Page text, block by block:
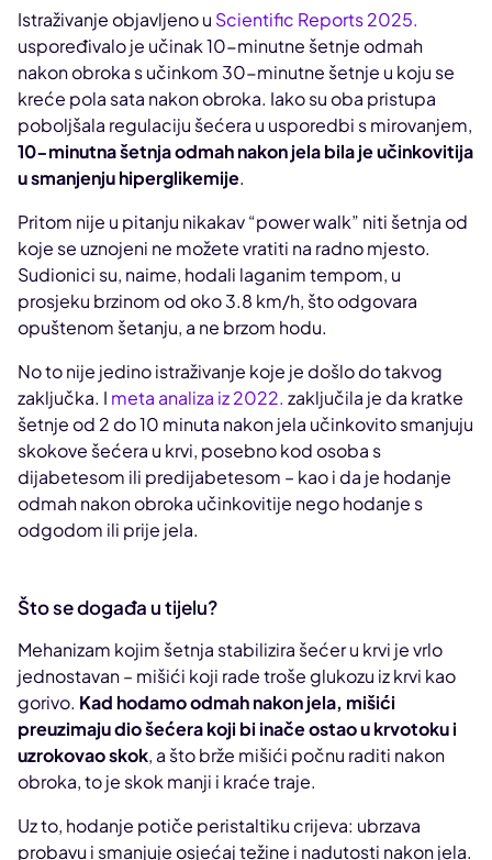
Istraživanje objavljeno u Scientific Reports 2025.
uspoređivalo je učinak 10-minutne šetnje odmah
nakon obroka s učinkom 30-minutne šetnje u koju se
kreće pola sata nakon obroka. Iako su oba pristupa
poboljšala regulaciju šećera u usporedbi s mirovanjem,
10-minutna šetnja odmah nakon jela bila je učinkovitija
u smanjenju hiperglikemije.
Pritom nije u pitanju nikakav “power walk” niti šetnja od
koje se uznojeni ne možete vratiti na radno mjesto.
Sudionici su, naime, hodali laganim tempom, u
prosjeku brzinom od oko 3.8 km/h, što odgovara
opuštenom šetanju, a ne brzom hodu.
No to nije jedino istraživanje koje je došlo do takvog
zaključka. I meta analiza iz 2022. zaključila je da kratke
šetnje od 2 do 10 minuta nakon jela učinkovito smanjuju
skokove šećera u krvi, posebno kod osoba s
dijabetesom ili predijabetesom – kao i da je hodanje
odmah nakon obroka učinkovitije nego hodanje s
odgodom ili prije jela.
Što se događa u tijelu?
Mehanizam kojim šetnja stabilizira šećer u krvi je vrlo
jednostavan – mišići koji rade troše glukozu iz krvi kao
gorivo. Kad hodamo odmah nakon jela, mišići
preuzimaju dio šećera koji bi inače ostao u krvotoku i
uzrokovao skok, a što brže mišići počnu raditi nakon
obroka, to je skok manji i kraće traje.
Uz to, hodanje potiče peristaltiku crijeva: ubrzava
probavu i smanjuje osjećaj težine i nadutosti nakon jela.